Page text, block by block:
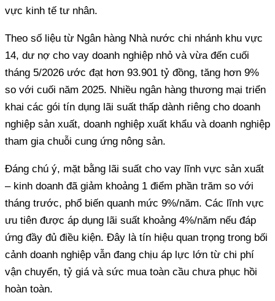
vực kinh tế tư nhân.
Theo số liệu từ Ngân hàng Nhà nước chi nhánh khu vực
14, dư nợ cho vay doanh nghiệp nhỏ và vừa đến cuối
tháng 5/2026 ước đạt hơn 93.901 tỷ đồng, tăng hơn 9%
so với cuối năm 2025. Nhiều ngân hàng thương mại triển
khai các gói tín dụng lãi suất thấp dành riêng cho doanh
nghiệp sản xuất, doanh nghiệp xuất khẩu và doanh nghiệp
tham gia chuỗi cung ứng nông sản.
Đáng chú ý, mặt bằng lãi suất cho vay lĩnh vực sản xuất
– kinh doanh đã giảm khoảng 1 điểm phần trăm so với
tháng trước, phổ biến quanh mức 9%/năm. Các lĩnh vực
ưu tiên được áp dụng lãi suất khoảng 4%/năm nếu đáp
ứng đầy đủ điều kiện. Đây là tín hiệu quan trọng trong bối
cảnh doanh nghiệp vẫn đang chịu áp lực lớn từ chi phí
vận chuyển, tỷ giá và sức mua toàn cầu chưa phục hồi
hoàn toàn.